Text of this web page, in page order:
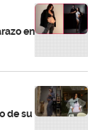
en
de su